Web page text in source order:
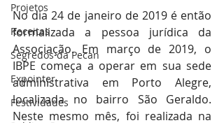
Projetos
Receitas
Segredos da Pecan
Expointer
Festividades
No dia 24 de janeiro de 2019 é então
formalizada a pessoa jurídica da
Associação. Em março de 2019, o
IBPE começa a operar em sua sede
administrativa em Porto Alegre,
localizada no bairro São Geraldo.
Neste mesmo mês, foi realizada na